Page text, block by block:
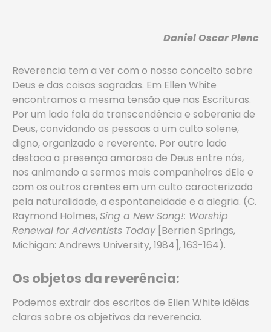
Daniel Oscar Plenc
Reverencia tem a ver com o nosso conceito sobre
Deus e das coisas sagradas. Em Ellen White
encontramos a mesma tensão que nas Escrituras.
Por um lado fala da transcendência e soberania de
Deus, convidando as pessoas a um culto solene,
digno, organizado e reverente. Por outro lado
destaca a presença amorosa de Deus entre nós,
nos animando a sermos mais companheiros dEle e
com os outros crentes em um culto caracterizado
pela naturalidade, a espontaneidade e a alegria. (C.
Raymond Holmes, Sing a New Song!: Worship
Renewal for Adventists Today[Berrien Springs,
Michigan: Andrews University, 1984], 163-164).
Os objetos da reverência:
Podemos extrair dos escritos de Ellen White idéias
claras sobre os objetivos da reverencia.